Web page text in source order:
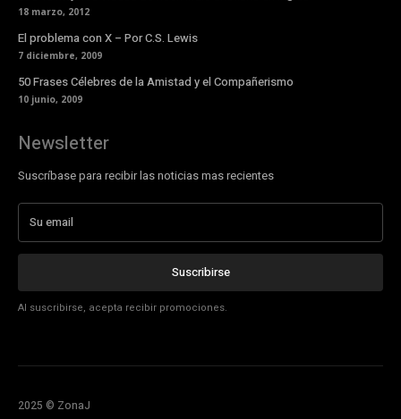
18 marzo, 2012
El problema con X – Por C.S. Lewis
7 diciembre, 2009
50 Frases Célebres de la Amistad y el Compañerismo
10 junio, 2009
Newsletter
Suscríbase para recibir las noticias mas recientes
Suscribirse
Al suscribirse, acepta recibir promociones.
2025 © ZonaJ